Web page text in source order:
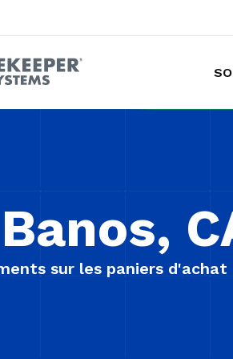
sur les paniers d'achat